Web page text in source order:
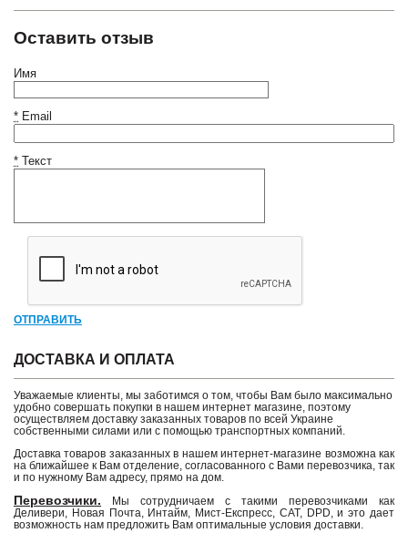
Оставить отзыв
Имя
* Email
* Текст
ОТПРАВИТЬ
ДОСТАВКА И ОПЛАТА
Уважаемые клиенты, мы заботимся о том, чтобы Вам было максимально
удобно совершать покупки в нашем интернет магазине, поэтому
осуществляем доставку заказанных товаров по всей Украине
собственными силами или с помощью транспортных компаний.
Доставка товаров заказанных в нашем интернет-магазине возможна как
на ближайшее к Вам отделение, согласованного с Вами перевозчика, так
и по нужному Вам адресу, прямо на дом.
Перевозчики. Мы сотрудничаем с такими перевозчиками как
Деливери, Новая Почта, Интайм, Мист-Експресс, САТ, DPD, и это дает
возможность нам предложить Вам оптимальные условия доставки.